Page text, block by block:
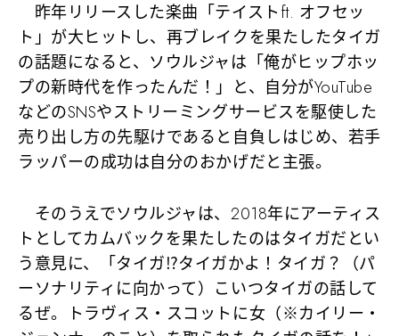
昨年リリースした楽曲「テイストft. オフセッ
ト」が大ヒットし、再ブレイクを果たしたタイガ
の話題になると、ソウルジャは 「俺がヒップホッ
プの新時代を作ったんだ！」 と、自分がYouTube
などのSNSやストリーミングサービスを駆使した
売り出し方の先駆けであると自負しはじめ、若手
ラッパーの成功は自分のおかげだと主張。
そのうえでソウルジャは、2018年にアーティス
トとしてカムバックを果たしたのはタイガだとい
う意見に、
「タイガ⁉タイガかよ！タイガ？（パ
ーソナリティに向かって）こいつタイガの話して
るぜ。トラヴィス・スコットに女（※カイリー・